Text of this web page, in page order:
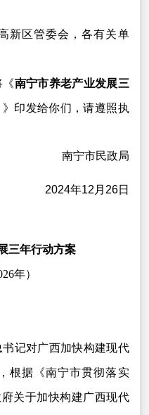
新区管委会，各有关单
南宁市养老产业发展三
》印发给你们，请遵照执
南宁市民政局
2024年12月26日
三年行动方案
年）
记对广西加快构建现代
根据《南宁市贯彻落实
关于加快构建广西现代